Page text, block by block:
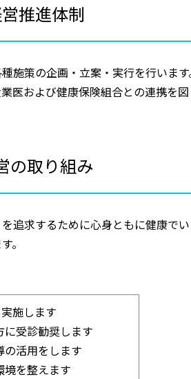
推進体制
施策の企画・立案・実行を行います
および健康保険組合との連携を図
の取り組み
求するために心身ともに健康で
。
します
診勧奨します
用をします
を整えます